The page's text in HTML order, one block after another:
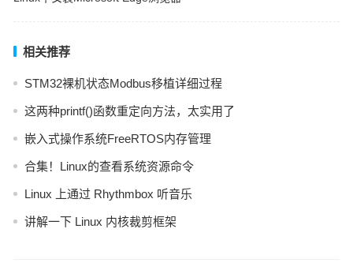
相关推荐
STM32裸机状态Modbus移植详细过程
这两种printf()函数重定向方法，太实用了
嵌入式操作系统FreeRTOS内存管理
合集！Linux的查看系统资源命令
Linux 上通过 Rhythmbox 听音乐
讲解一下 Linux 内核裁剪框架